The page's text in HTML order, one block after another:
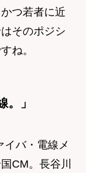
つ若者に近
そのポジシ
ね。
。」
イバ・電線メ
CM。長谷川